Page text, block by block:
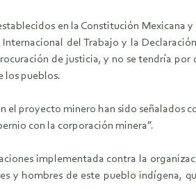
en la Constitución Mexicana
del Trabajo y la
de justicia, y no se tendría
los pueblos.
el proyecto minero han sido
con la corporación minera”.
implementada contra la
y hombres de este pueblo indígena,